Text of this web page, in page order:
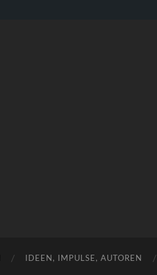
IDEEN, IMPULSE, AUTOREN